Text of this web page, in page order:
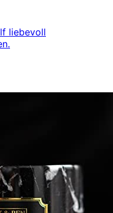
liebevoll